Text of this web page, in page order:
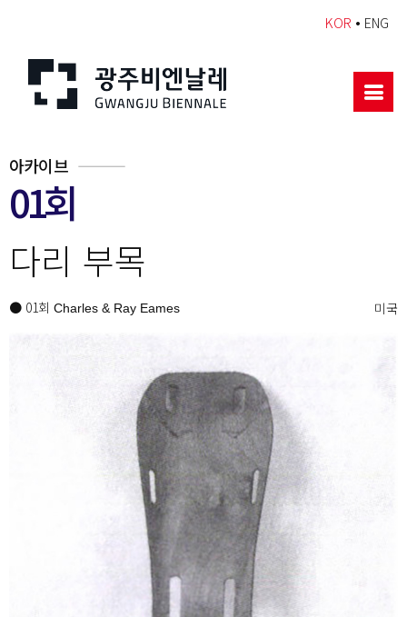
KOR • ENG
아카이브
01회
다리 부목
● 01회 Charles & Ray Eames 미국